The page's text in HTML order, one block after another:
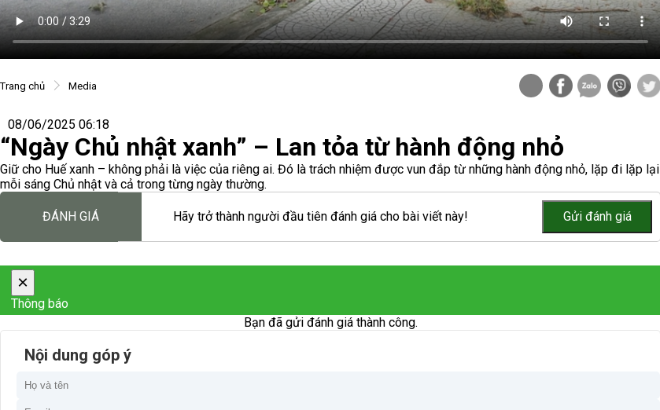
Trang chủ Media
08/06/2025 06:18
“Ngày Chủ nhật xanh” – Lan tỏa từ hành động nhỏ
Giữ cho Huế xanh – không phải là việc của riêng ai. Đó là trách nhiệm được vun đắp từ những hành động nhỏ, lặp đi lặp lại
mỗi sáng Chủ nhật và cả trong từng ngày thường.
ĐÁNH GIÁ Hãy trở thành người đầu tiên đánh giá cho bài viết này!
×
Thông báo
Bạn đã gửi đánh giá thành công.
Nội dung góp ý